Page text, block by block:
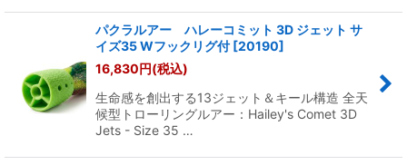
パクラルアー ハレーコミット 3D ジェット サ
イズ35 Wフックリグ付 [20190]
16,830円(税込)
生命感を創出する13ジェット＆キール構造 全天
候型トローリングルアー：Hailey's Comet 3D
Jets - Size 35 …